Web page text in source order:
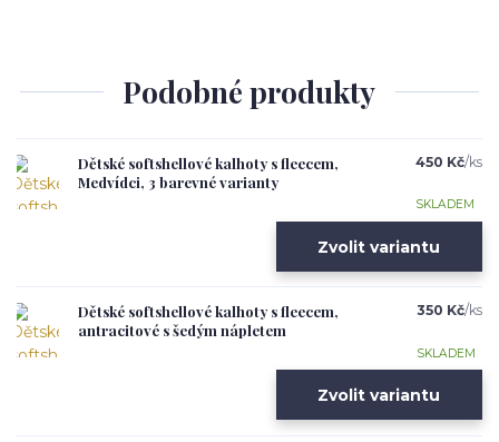
Podobné produkty
Dětské softshellové kalhoty s fleecem,
Medvídci, 3 barevné varianty
450 Kč/ks
SKLADEM
Zvolit variantu
Dětské softshellové kalhoty s fleecem,
antracitové s šedým nápletem
350 Kč/ks
SKLADEM
Zvolit variantu